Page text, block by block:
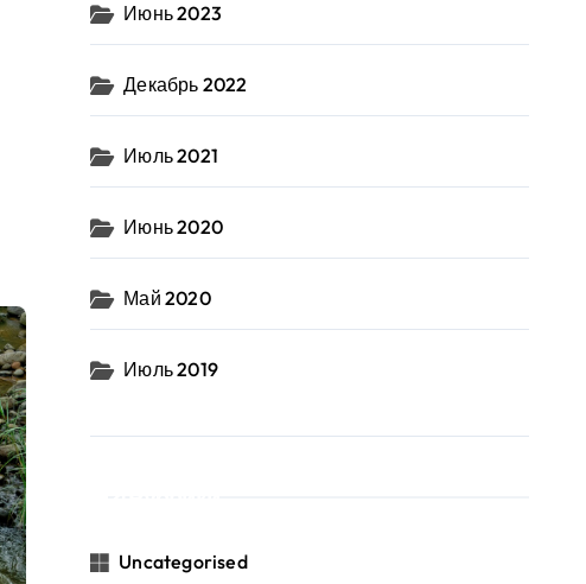
Июнь 2023
Декабрь 2022
Июль 2021
Июнь 2020
Май 2020
Июль 2019
Uncategorised